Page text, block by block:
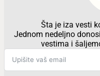
Šta je iza vesti
Jednom nedeljno
vestima i